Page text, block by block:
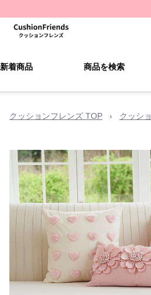
新着商品 商品を検索
クッションフレンズ TOP › クッシ